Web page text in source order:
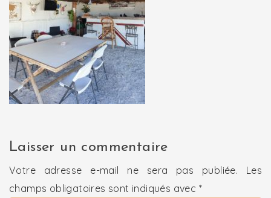
Laisser un commentaire
Votre adresse e-mail ne sera pas publiée.
Les
champs obligatoires sont indiqués avec *